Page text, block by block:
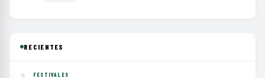
RECIENTES
FESTIVALES